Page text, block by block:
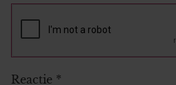
Reactie *